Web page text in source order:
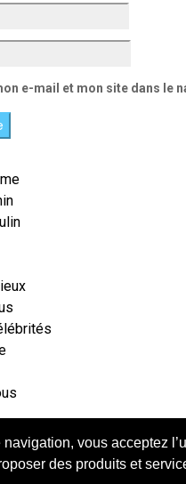
navigation, vous acceptez
des produits et
e-mail et mon site dans le